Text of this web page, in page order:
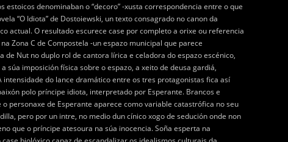
denominaban o “decoro” -xusta correspondencia entre o que
“O Idiota” de Dostoiewski, un texto consagrado no canon da
actual. O resultado escurece case por completo a orixe ou referencia
Zona C de Compostela -un espazo municipal que parece
Nut no duplo rol de cantora lírica e celadora do espazo escénico,
súa imposición física sobre o espazo, a xeito de deusa gardiá,
do lance dramático entre os tres protagonistas fica así
polo príncipe idiota, interpretado por Esperante. Brancos e
personaxe de Esperante aparece como variable catastrófica no seu
pero por un intre, no medio dun cínico xogo de sedución onde non
que o príncipe atesoura na súa inocencia. Soña esperta na